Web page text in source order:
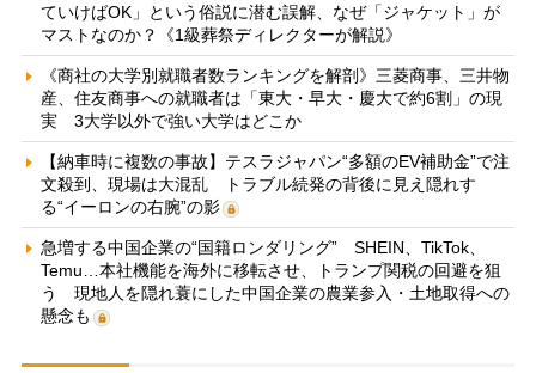
ていけばOK」という俗説に潜む誤解、なぜ「ジャケット」が
マストなのか？《1級葬祭ディレクターが解説》
《商社の大学別就職者数ランキングを解剖》三菱商事、三井物
産、住友商事への就職者は「東大・早大・慶大で約6割」の現
実 3大学以外で強い大学はどこか
【納車時に複数の事故】テスラジャパン“多額のEV補助金”で注
文殺到、現場は大混乱 トラブル続発の背後に見え隠れす
る“イーロンの右腕”の影
急増する中国企業の“国籍ロンダリング” SHEIN、TikTok、
Temu…本社機能を海外に移転させ、トランプ関税の回避を狙
う 現地人を隠れ蓑にした中国企業の農業参入・土地取得への
懸念も